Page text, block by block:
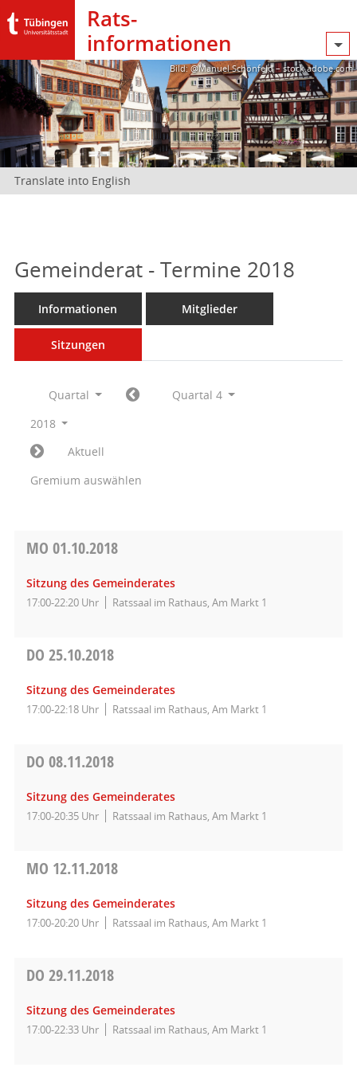
Rats­
informationen
Bild: @Manuel Schönfeld – stock.adobe.com
Translate into English
Gemeinderat - Termine 2018
Informationen Mitglieder
Sitzungen
Quartal
Quartal 4
2018
Aktuell
Gremium auswählen
MO 01.10.2018
Sitzung des Gemeinderates
17:00-22:20 Uhr Ratssaal im Rathaus, Am Markt 1
DO 25.10.2018
Sitzung des Gemeinderates
17:00-22:18 Uhr Ratssaal im Rathaus, Am Markt 1
DO 08.11.2018
Sitzung des Gemeinderates
17:00-20:35 Uhr Ratssaal im Rathaus, Am Markt 1
MO 12.11.2018
Sitzung des Gemeinderates
17:00-20:20 Uhr Ratssaal im Rathaus, Am Markt 1
DO 29.11.2018
Sitzung des Gemeinderates
17:00-22:33 Uhr Ratssaal im Rathaus, Am Markt 1